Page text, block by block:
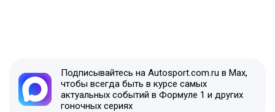
Подписывайтесь на Autosport.com.ru в Max,
чтобы всегда быть в курсе самых
актуальных событий в Формуле 1 и других
гоночных сериях